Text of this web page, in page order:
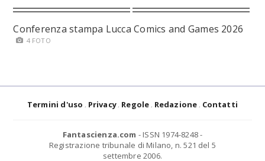
Conferenza stampa Lucca Comics and Games 2026
4 FOTO
Termini d'uso Privacy Regole Redazione Contatti
Fantascienza.com - ISSN 1974-8248 -
Registrazione tribunale di Milano, n. 521 del 5
settembre 2006.